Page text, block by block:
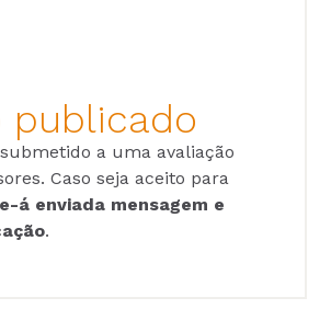
publicado
a uma avaliação
Caso seja aceito para
á enviada mensagem e
.